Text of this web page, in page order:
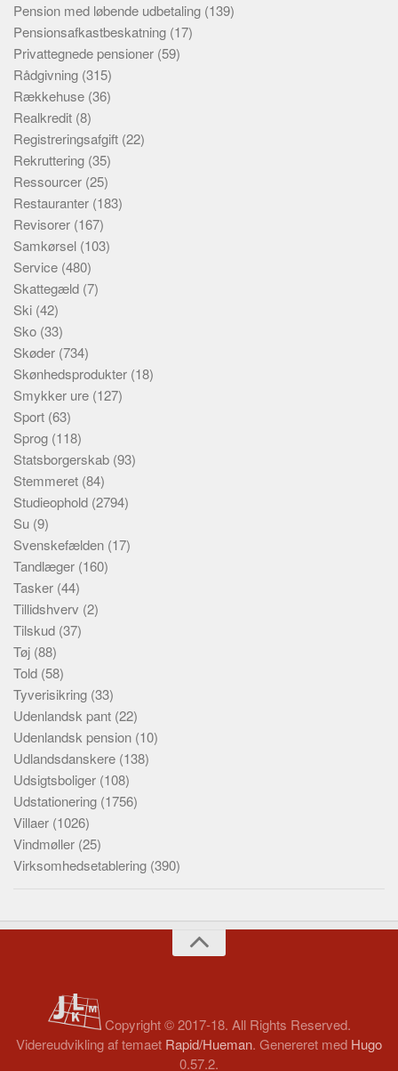
Pension med løbende udbetaling (139)
Pensionsafkastbeskatning (17)
Privattegnede pensioner (59)
Rådgivning (315)
Rækkehuse (36)
Realkredit (8)
Registreringsafgift (22)
Rekruttering (35)
Ressourcer (25)
Restauranter (183)
Revisorer (167)
Samkørsel (103)
Service (480)
Skattegæld (7)
Ski (42)
Sko (33)
Skøder (734)
Skønhedsprodukter (18)
Smykker ure (127)
Sport (63)
Sprog (118)
Statsborgerskab (93)
Stemmeret (84)
Studieophold (2794)
Su (9)
Svenskefælden (17)
Tandlæger (160)
Tasker (44)
Tillidshverv (2)
Tilskud (37)
Tøj (88)
Told (58)
Tyverisikring (33)
Udenlandsk pant (22)
Udenlandsk pension (10)
Udlandsdanskere (138)
Udsigtsboliger (108)
Udstationering (1756)
Villaer (1026)
Vindmøller (25)
Virksomhedsetablering (390)
Copyright © 2017-18. All Rights Reserved.
Videreudvikling af temaet Rapid/Hueman. Genereret med Hugo
0.57.2.